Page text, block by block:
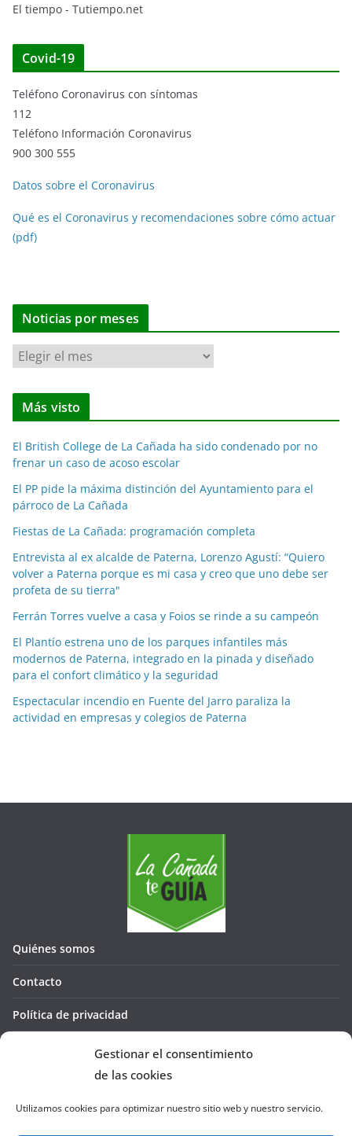
Gestionar el consentimiento
de las cookies
Utilizamos cookies para optimizar nuestro sitio web y nuestro servicio.
El tiempo - Tutiempo.net
Covid-19
Teléfono Coronavirus con síntomas
112
Teléfono Información Coronavirus
900 300 555
Datos sobre el Coronavirus
Qué es el Coronavirus y recomendaciones sobre cómo actuar
(pdf)
Noticias por meses
N
o
t
i
a
s
p
o
m
e
s
Más visto
El British College de La Cañada ha sido condenado por no
frenar un caso de acoso escolar
El PP pide la máxima distinción del Ayuntamiento para el
párroco de La Cañada
Fiestas de La Cañada: programación completa
Entrevista al ex alcalde de Paterna, Lorenzo Agustí: “Quiero
volver a Paterna porque es mi casa y creo que uno debe ser
profeta de su tierra"
Ferrán Torres vuelve a casa y Foios se rinde a su campeón
El Plantío estrena uno de los parques infantiles más
modernos de Paterna, integrado en la pinada y diseñado
para el confort climático y la seguridad
Espectacular incendio en Fuente del Jarro paraliza la
actividad en empresas y colegios de Paterna
Quiénes somos
Contacto
Política de privacidad
Política de cookies (UE)